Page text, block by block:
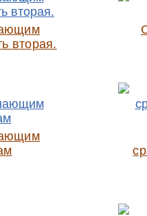
вторая.